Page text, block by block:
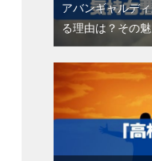
アバンギャルデ
る理由は？その